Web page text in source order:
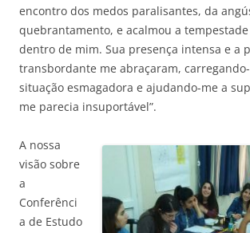
encontro dos medos paralisantes, da
quebrantamento, e acalmou a
dentro de mim. Sua presença intensa e a
transbordante me abraçaram,
situação esmagadora e ajudando-me a
me parecia insuportável”.
A nossa
visão sobre
a
Conferênci
a de Estudo